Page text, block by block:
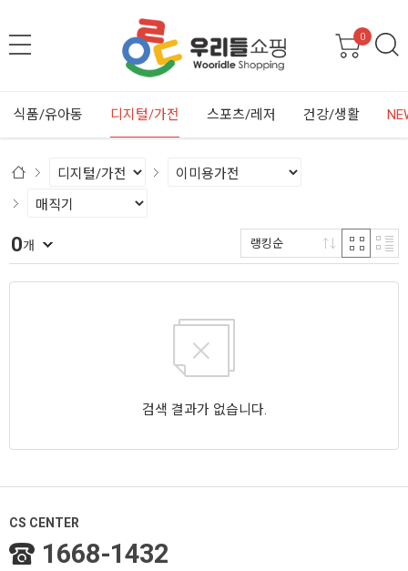
0
식품/유아동 디지털/가전 스포츠/레저 건강/생활
0개 랭킹순
검색 결과가 없습니다.
CS CENTER
1668-1432